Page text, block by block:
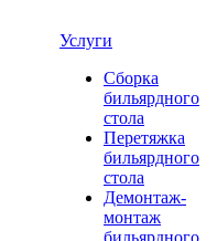
Услуги
Сборка
бильярдного
стола
Перетяжка
бильярдного
стола
Демонтаж-
монтаж
бильярдного